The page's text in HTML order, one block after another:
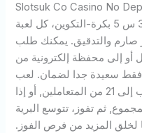
Slotsuk Co Casino No
هذه اللعبة لديها فريدة من نوعها 3 س 5 بكرة-التكوين، كل لعبة
صارم والتدقيق. يمكنك طلب
إلى محفظة إلكترونية من
فقط سعيدة جدا لضمان. لعب
كونكان إذا كانت درجاتك أقرب إلى 21 من المتعاملين, أو إذا
ثم تفوز، تتوسع البرية
لخلق المزيد من فرص الفوز.